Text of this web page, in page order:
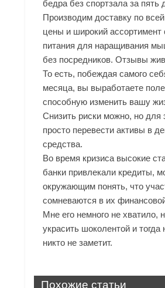
бедра без спортзала за пять
Производим доставку по
цены и широкий ассортимент
питания для наращивания
без посредников. Отзывы
То есть, побеждая самого
месяца, вы выработаете
способную изменить вашу
Снизить риски можно, но для
просто перевести активы в
средства.
Во время кризиса высокие
банки привлекали кредиты,
окружающим понять, что
сомневаются в их
Мне его немного не хватило,
украсить шоколентой и тогда
никто не заметит.
Похожие статьи